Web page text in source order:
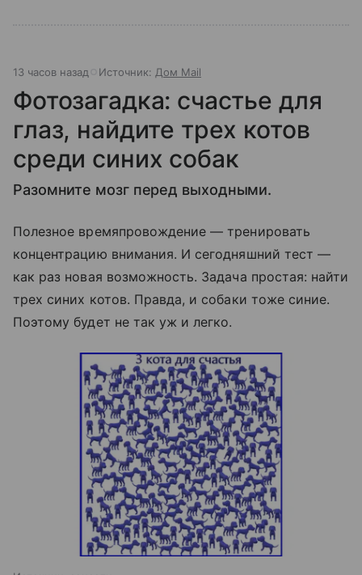
13 часов назад Источник: Дом Mail
Фотозагадка: счастье для
глаз, найдите трех котов
среди синих собак
Разомните мозг перед выходными.
Полезное времяпровождение — тренировать
концентрацию внимания. И сегодняшний тест —
как раз новая возможность. Задача простая: найти
трех синих котов. Правда, и собаки тоже синие.
Поэтому будет не так уж и легко.